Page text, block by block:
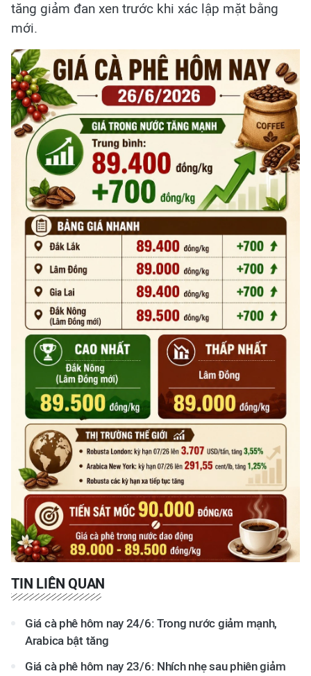
tăng giảm đan xen trước khi xác lập mặt bằng
mới.
TIN LIÊN QUAN
Giá cà phê hôm nay 24/6: Trong nước giảm mạnh,
Arabica bật tăng
Giá cà phê hôm nay 23/6: Nhích nhẹ sau phiên giảm